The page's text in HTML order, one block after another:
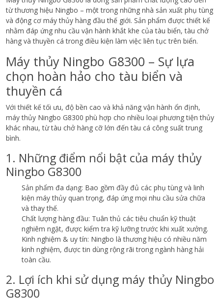
từ thương hiệu Ningbo – một trong những nhà sản xuất phụ tùng
và động cơ máy thủy hàng đầu thế giới. Sản phẩm được thiết kế
nhằm đáp ứng nhu cầu vận hành khắt khe của tàu biển, tàu chở
hàng và thuyền cá trong điều kiện làm việc liên tục trên biển.
Máy thủy Ningbo G8300 – Sự lựa
chọn hoàn hảo cho tàu biển và
thuyền cá
Với thiết kế tối ưu, độ bền cao và khả năng vận hành ổn định,
máy thủy Ningbo G8300 phù hợp cho nhiều loại phương tiện thủy
khác nhau, từ tàu chở hàng cỡ lớn đến tàu cá công suất trung
bình.
1. Những điểm nổi bật của máy thủy
Ningbo G8300
Sản phẩm đa dạng: Bao gồm đầy đủ các phụ tùng và linh
kiện máy thủy quan trọng, đáp ứng mọi nhu cầu sửa chữa
và thay thế.
Chất lượng hàng đầu: Tuân thủ các tiêu chuẩn kỹ thuật
nghiêm ngặt, được kiểm tra kỹ lưỡng trước khi xuất xưởng.
Kinh nghiệm & uy tín: Ningbo là thương hiệu có nhiều năm
kinh nghiệm, được tin dùng rộng rãi trong ngành hàng hải
toàn cầu.
2. Lợi ích khi sử dụng máy thủy Ningbo
G8300